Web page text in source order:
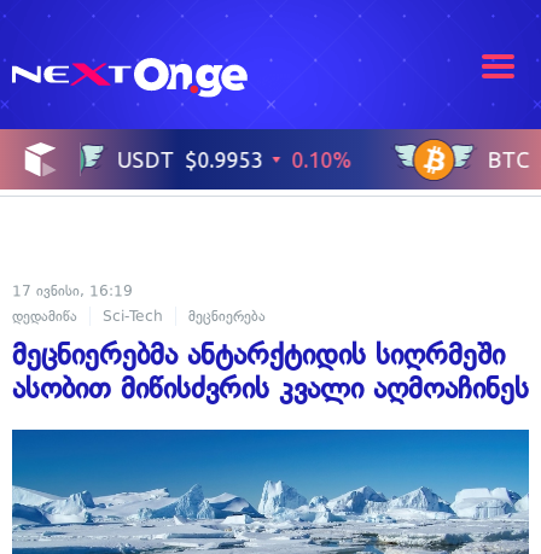
17 ივნისი, 16:19
დედამიწა
Sci-Tech მეცნიერება
მეცნიერებმა ანტარქტიდის სიღრმეში
ასობით მიწისძვრის კვალი აღმოაჩინეს